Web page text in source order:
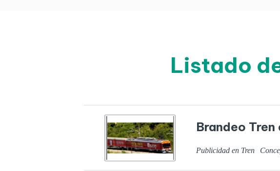
Listado
Brandeo
Publicidad en Tren